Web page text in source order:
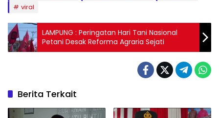
viral
LAMPUNG : Peringatan Hari Tani Nasional
Petani Desak Reforma Agraria Sejati
Berita Terkait